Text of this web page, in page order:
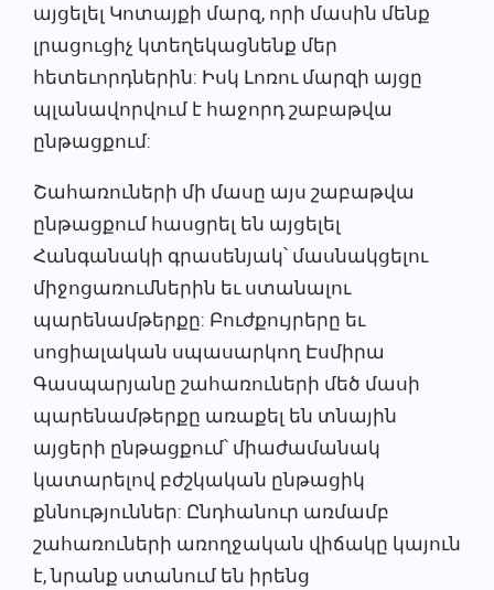
այցելել Կոտայքի մարզ, որի մասին մենք
լրացուցիչ կտեղեկացնենք մեր
հետեւորդներին: Իսկ Լոռու մարզի այցը
պլանավորվում է հաջորդ շաբաթվա
ընթացքում:
Շահառուների մի մասը այս շաբաթվա
ընթացքում հասցրել են այցելել
Հանգանակի գրասենյակ՝ մասնակցելու
միջոցառումներին եւ ստանալու
պարենամթերքը: Բուժքույրերը եւ
սոցիալական սպասարկող Էսմիրա
Գասպարյանը շահառուների մեծ մասի
պարենամթերքը առաքել են տնային
այցերի ընթացքում՝ միաժամանակ
կատարելով բժշկական ընթացիկ
քննություններ: Ընդհանուր առմամբ
շահառուների առողջական վիճակը կայուն
է, նրանք ստանում են իրենց